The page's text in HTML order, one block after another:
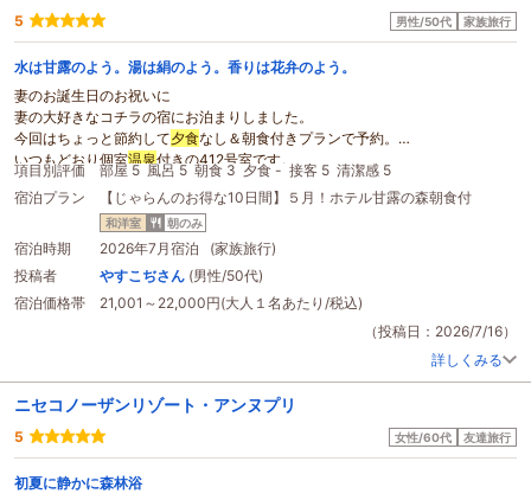
5 男性/50代 家族旅行
水は甘露のよう。湯は絹のよう。香りは花弁のよう。
妻のお誕生日のお祝いに
妻の大好きなコチラの宿にお泊まりしました。
今回はちょっと節約して夕食なし＆朝食付きプランで予約。
いつもどおり個室温泉付きの412号室です。
お部屋に入るとリビングテーブルの上にバースデーカードが
そっと置かれていました。
温泉ホテル甘露の森
昆布温泉 という名前の由来は諸説あります。
アイヌの人たちが木に昆布を巻きつけ、道しるべにしたという説
漁師と農家が物々交換する場所に昆布を巻いて目印としていた風習から、物々
交換に出かけることを「昆布に行く」と言うようになり、そのまま地名になっ
アイヌ語の「ドコンボ・ヌプリ」（小さなこぶ山の意）が訛ったという説
温泉（硫化水素
pH6.4の弱酸性のお湯は、まるで絹のような心地よい入浴感を得られます。
新鮮な源泉から漂うほのかな硫黄の香りは、一般的な硫黄臭とは一線を画して
おり、品格さえ感じます。
例えるなら、まるで花弁のよう。
項目別評価 部屋 5 風呂 5 朝食 3 夕食 - 接客 5 清潔感 5
宿泊プラン
【じゃらんのお得な10日間】５月！ホテル甘露の森朝食付
和洋室 朝のみ
宿泊時期
2026年7月宿泊 (家族旅行)
投稿者
やすこぢさん (男性/50代)
宿泊価格帯
21,001～22,000円(大人１名あたり/税込)
（投稿日：2026/7/16）
詳しくみる
ニセコノーザンリゾート・アンヌプリ
5 女性/60代 友達旅行
初夏に静かに森林浴